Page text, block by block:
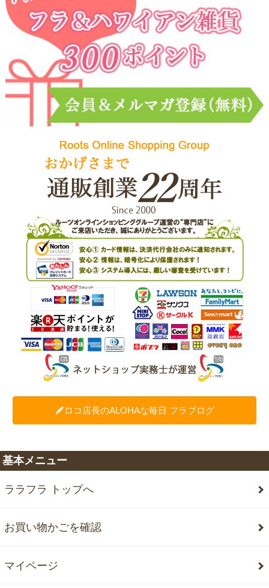
ロコ店長のALOHAな毎日 フラブログ
基本メニュー
ララフラ トップへ
お買い物かごを確認
マイページ